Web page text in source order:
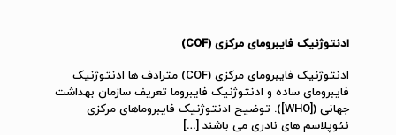
ادنتوژنیک فایبرومای مرکزی (COF)
ادنتوژنیک فایبرومای مرکزی (COF) مترادف ها ادنتوژنیک
فایبرومای ساده و ادنتوژنیک فایبروما تعریف سازمان بهداشت
جهانی ([WHO]). توضیح ادنتوژنیک فایبروماهای مرکزی
نئوپلاسم های نادری می باشند […]